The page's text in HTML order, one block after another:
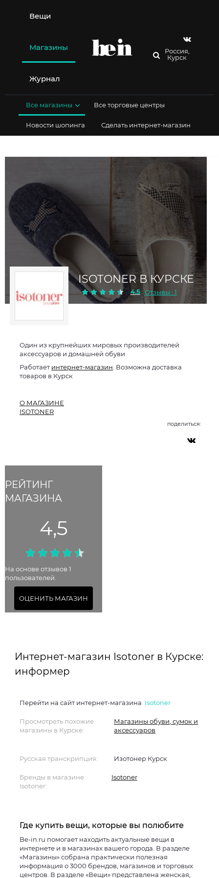
содержимому
Вещи
Магазины
Журнал
Россия,
Курск
Все магазины Все торговые центры
Новости шопинга Сделать интернет-магазин
ISOTONER В КУРСКЕ
4.5 Отзывы : 1
РЕЙТИНГ
МАГАЗИНА
4,5
На основе отзывов 1
пользователей.
ОЦЕНИТЬ МАГАЗИН
Один из крупнейших мировых производителей
аксессуаров и домашней обуви
Работаетинтернет-магазин . Возможна доставка
товаров в Курск
О МАГАЗИНЕ
ISOTONER
поделиться:
Интернет-магазин Isotoner в Курске:
информер
Перейти на сайт интернет-магазина Isotoner
Просмотреть похожие
магазины в Курске:
Магазины обуви, сумок и
аксессуаров
Русская транскрипция: Изотонер Курск
Бренды в магазине
Isotoner:
Isotoner
Где купить вещи, которые вы полюбите
Be-in.ru помогает находить актуальные вещи в
интернете и в магазинах вашего города. В разделе
«Магазины» собрана практически полезная
информация о 3000 брендов, магазинов и торговых
центров. В разделе «Вещи» представлена женская,